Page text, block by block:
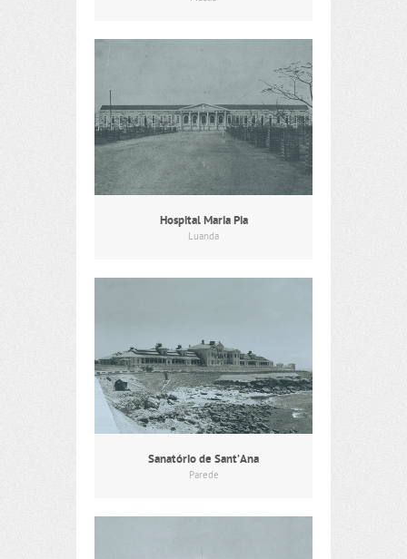
Hospital Maria Pia
Luanda
Sanatório de Sant’Ana
Parede